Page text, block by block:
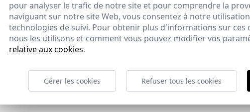
pour analyser le trafic de notre site et pour comprendre la
naviguant sur notre site Web, vous consentez à notre
technologies de suivi. Pour obtenir plus d'informations sur
nous les utilisons et comment vous pouvez modifier vos
relative aux cookies.
Gérer les cookies Refuser tous les cookies